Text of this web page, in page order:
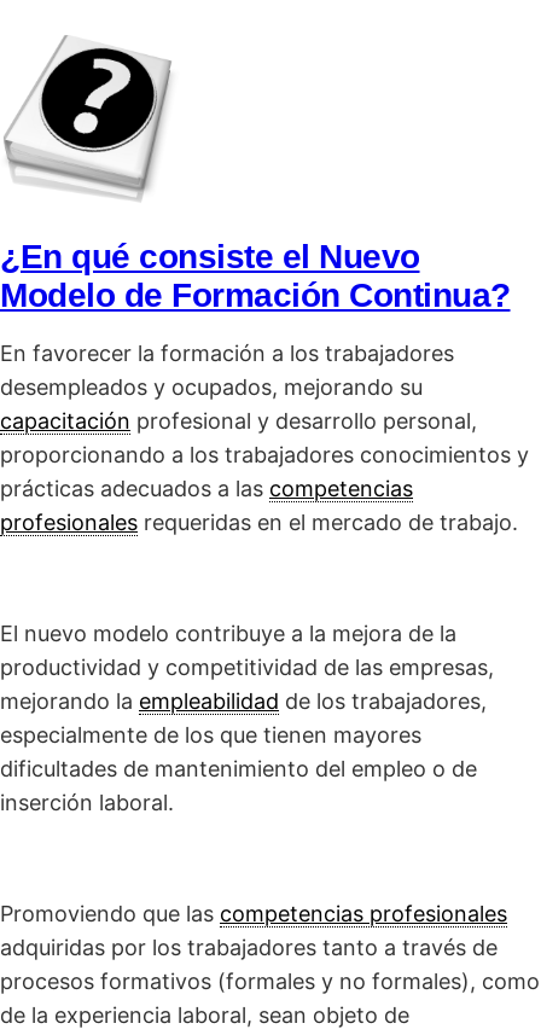
¿En qué consiste el Nuevo
Modelo de Formación Continua?
En favorecer la formación a los trabajadores
desempleados y ocupados, mejorando su
capacitación profesional y desarrollo personal,
proporcionando a los trabajadores conocimientos y
prácticas adecuados a las competencias
profesionales requeridas en el mercado de trabajo.
El nuevo modelo contribuye a la mejora de la
productividad y competitividad de las empresas,
mejorando la empleabilidad de los trabajadores,
especialmente de los que tienen mayores
dificultades de mantenimiento del empleo o de
inserción laboral.
Promoviendo que las competencias profesionales
adquiridas por los trabajadores tanto a través de
procesos formativos (formales y no formales), como
de la experiencia laboral, sean objeto de